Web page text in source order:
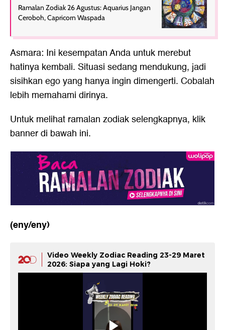
Ramalan Zodiak 26 Agustus: Aquarius Jangan
Ceroboh, Capricorn Waspada
Asmara: Ini kesempatan Anda untuk merebut
hatinya kembali. Situasi sedang mendukung, jadi
sisihkan ego yang hanya ingin dimengerti. Cobalah
lebih memahami dirinya.
Untuk melihat ramalan zodiak selengkapnya, klik
banner di bawah ini.
(eny/eny)
Video Weekly Zodiac Reading 23-29 Maret
2026: Siapa yang Lagi Hoki?